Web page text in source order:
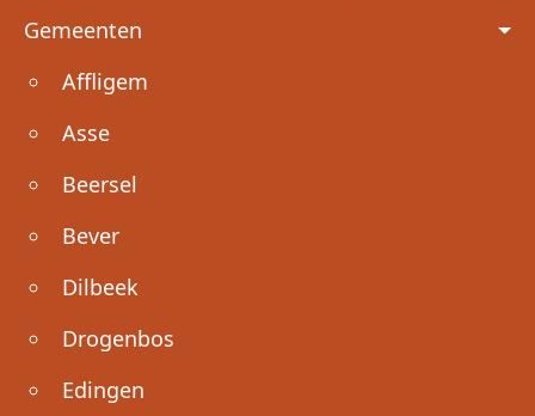
Voet
Gemeenten
Affligem
Asse
Beersel
Bever
Dilbeek
Drogenbos
Edingen